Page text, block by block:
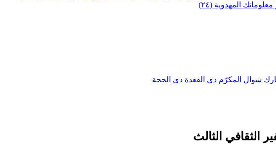
معلوماتك المهدوية (٢٤)
شوال المكرّم ذي القعدة ذي الحجة
الثقافي الثالث